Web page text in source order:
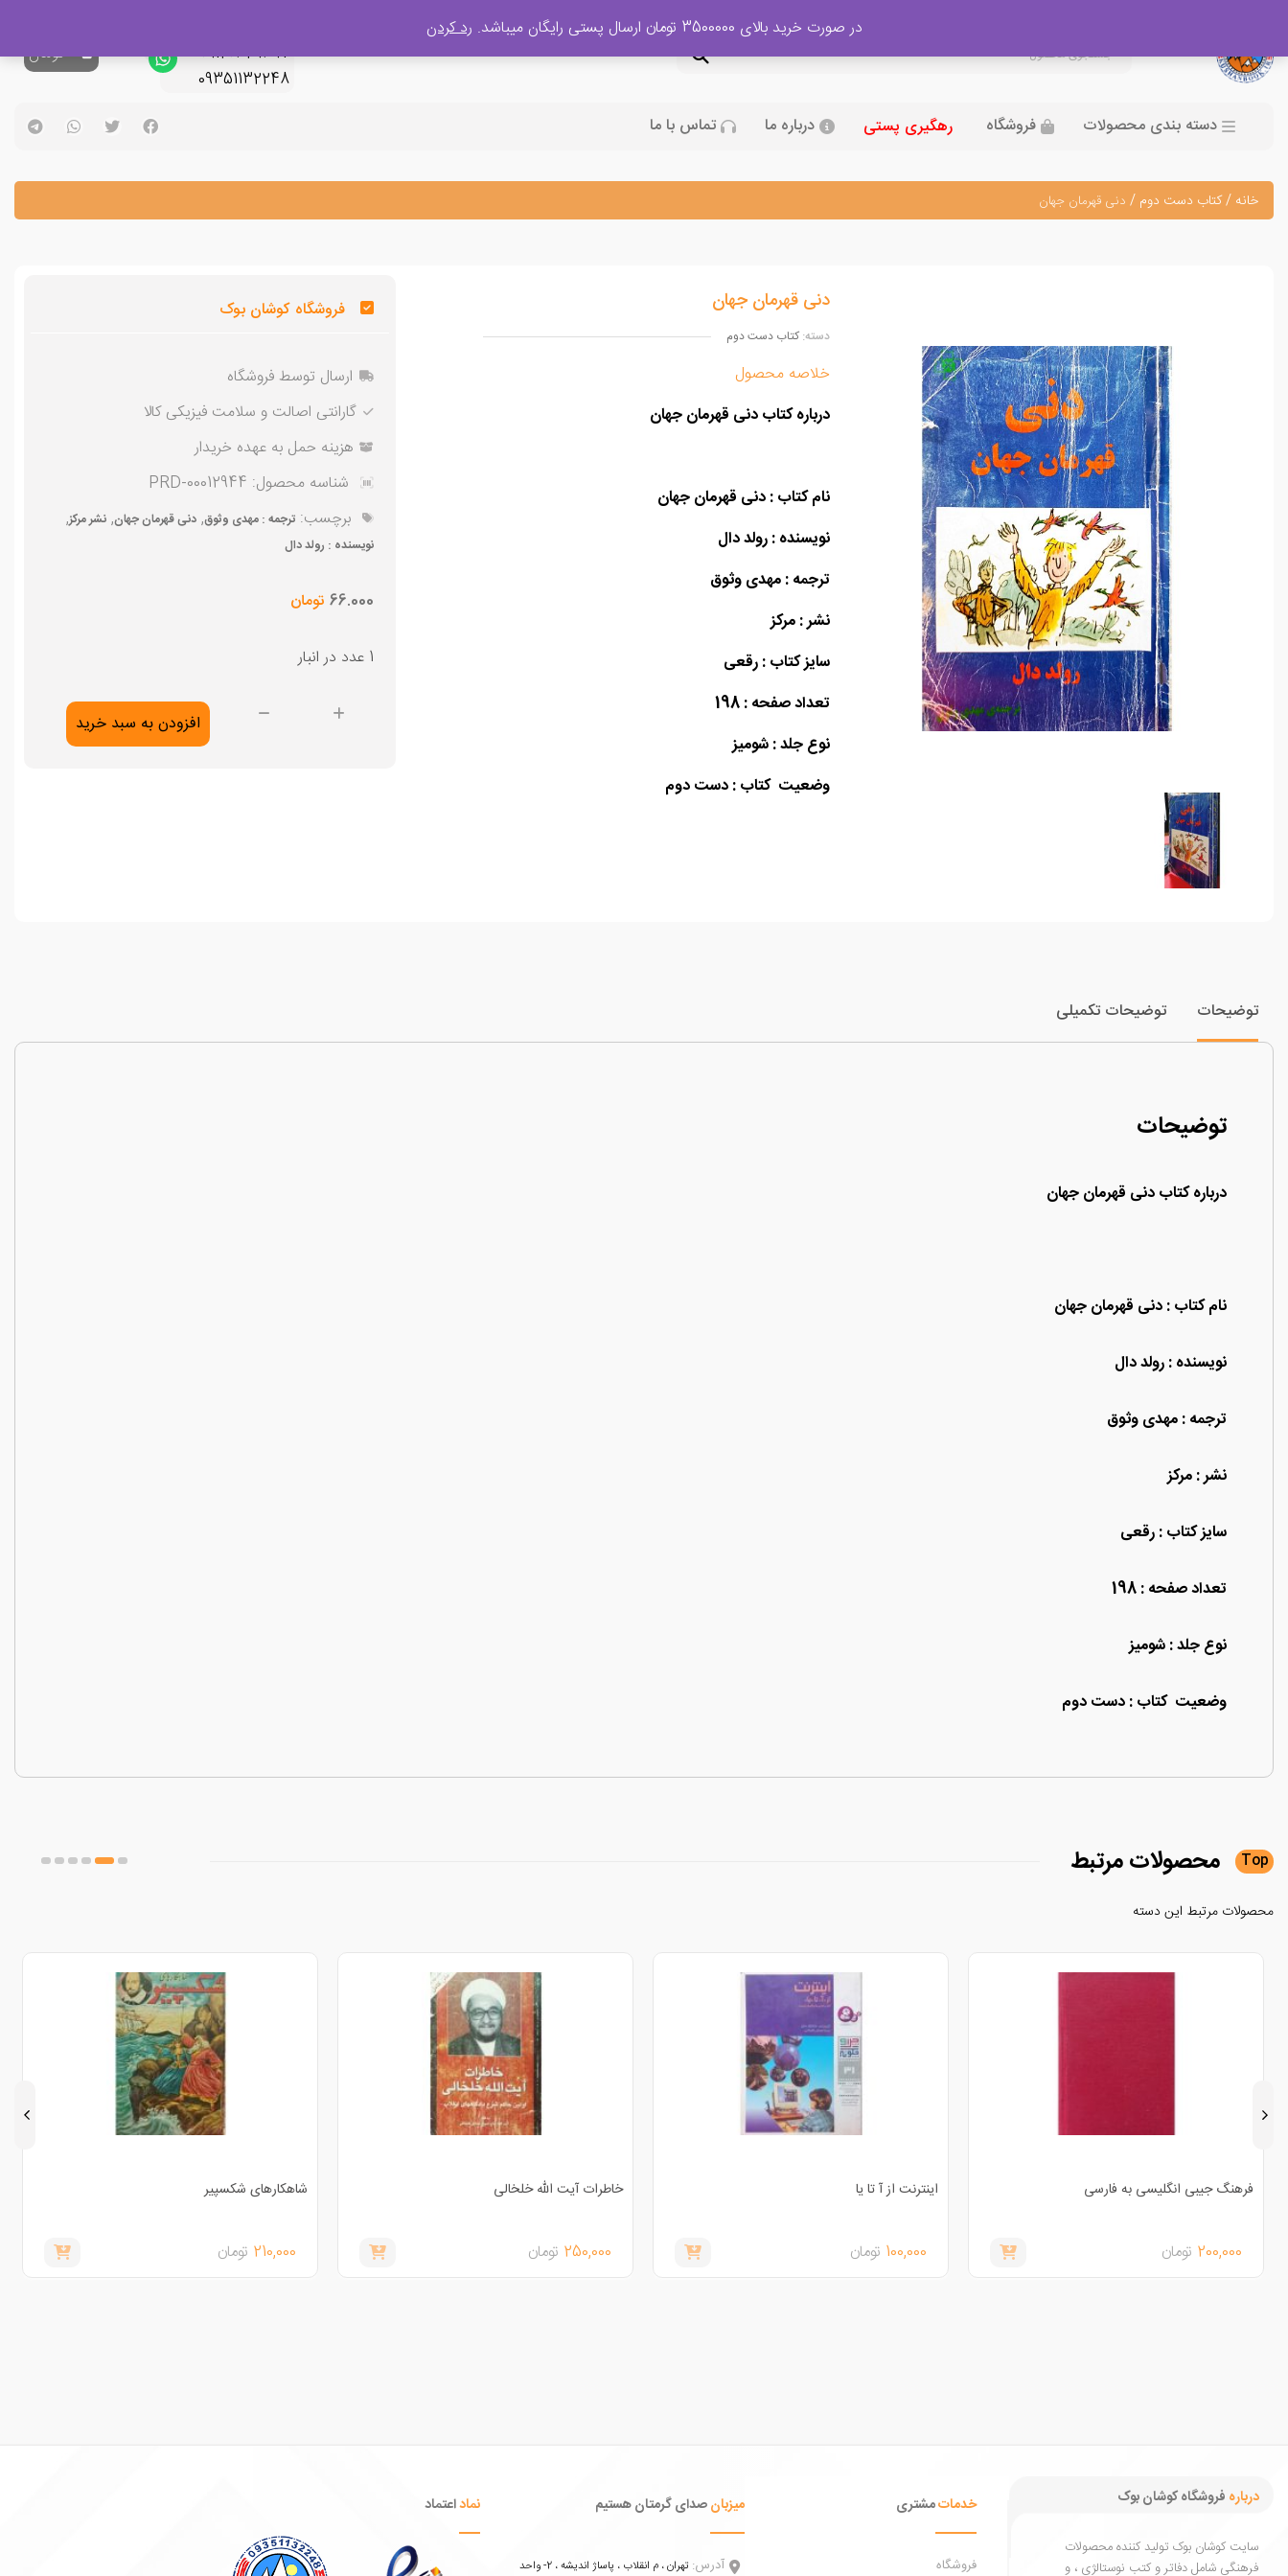
09120329397
09351132248
0تومان
دسته بندی محصولات فروشگاه رهگیری پستی درباره ما تماس با ما
خانه /کتاب دست دوم / دنی قهرمان جهان
دنی قهرمان جهان
دسته: کتاب دست دوم
خلاصه محصول
درباره کتاب دنی قهرمان جهان
نام کتاب : دنی قهرمان جهان
نویسنده : رولد دال
ترجمه : مهدی وثوق
نشر : مرکز
سایز کتاب : رقعی
تعداد صفحه : 198
نوع جلد : شومیز
وضعیت کتاب : دست دوم
فروشگاه کوشان بوک
ارسال توسط فروشگاه
گارانتی اصالت و سلامت فیزیکی کالا
هزینه حمل به عهده خریدار
شناسه محصول: PRD-00012944
برچسب: ترجمه : مهدی وثوق, دنی قهرمان جهان, نشر مرکز,
نویسنده : رولد دال
66.000 تومان
1 عدد در انبار
دنی
افزودن به سبد خرید
توضیحات توضیحات تکمیلی
توضیحات
درباره کتاب دنی قهرمان جهان
نام کتاب : دنی قهرمان جهان
نویسنده : رولد دال
ترجمه : مهدی وثوق
نشر : مرکز
سایز کتاب : رقعی
تعداد صفحه : 198
نوع جلد : شومیز
وضعیت کتاب : دست دوم
Top محصولاتمرتبط
محصولات مرتبط این دسته
فرهنگ جیبی انگلیسی به فارسی
200,000 تومان
اینترنت از آ تا یا
100,000 تومان
خاطرات آیت الله خلخالی
250,000 تومان
شاهکارهای شکسپیر
210,000 تومان
درباره فروشگاه کوشان بوک
سایت کوشان بوک تولید کننده محصولات
فرهنگی شامل دفاتر و کتب نوستالژی ، و
خدماتمشتری
فروشگاه
میزبانصدای گرمتان هستیم
آدرس: تهران ، م انقلاب ، پاساژ اندیشه ، 2- واحد
نماداعتماد
در صورت خرید بالای 3500000 تومان ارسال پستی رایگان میباشد. رد کردن